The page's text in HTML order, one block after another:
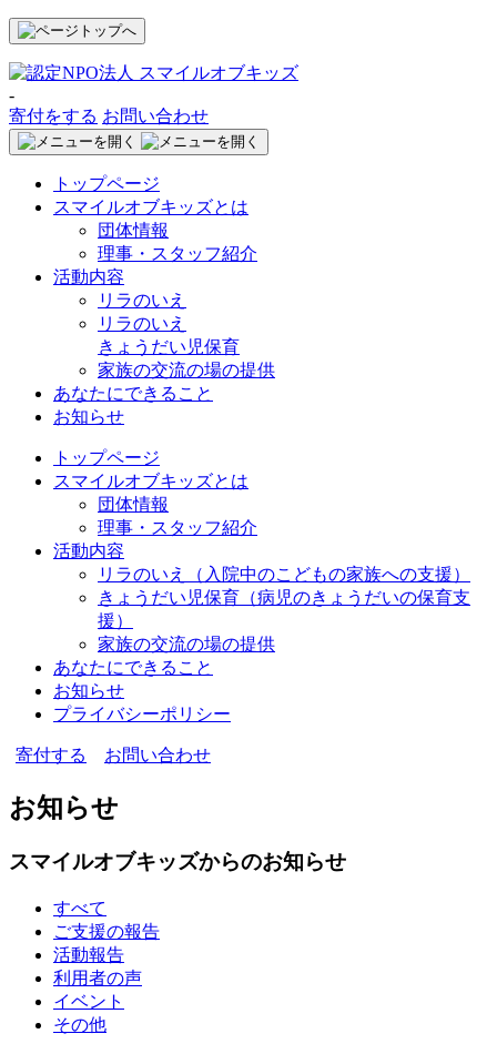
-
寄付をする お問い合わせ
トップページ
スマイルオブキッズとは
団体情報
理事・スタッフ紹介
活動内容
リラのいえ
リラのいえ
きょうだい児保育
家族の交流の場の提供
あなたにできること
お知らせ
トップページ
スマイルオブキッズとは
団体情報
理事・スタッフ紹介
活動内容
リラのいえ
（入院中のこどもの家族への支援）
きょうだい児保育 （病児のきょうだいの保育支
援）
家族の交流の場の提供
あなたにできること
お知らせ
プライバシーポリシー
寄付する お問い合わせ
お知らせ
スマイルオブキッズからのお知らせ
すべて
ご支援の報告
活動報告
利用者の声
イベント
その他